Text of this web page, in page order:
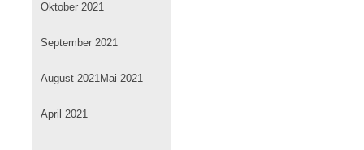
Oktober 2021
September 2021
August 2021Mai 2021
April 2021